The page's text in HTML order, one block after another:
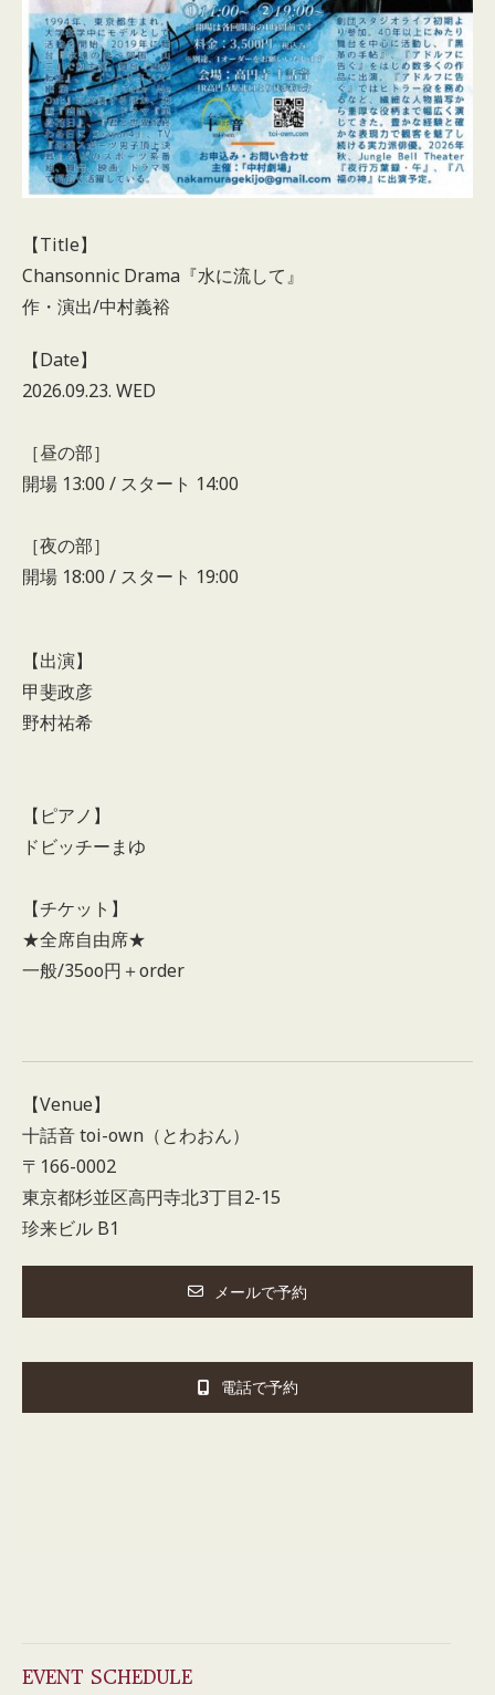
【Title】
Chansonnic Drama『水に流して』
作・演出/中村義裕
【Date】
2026.09.23. WED
［昼の部］
開場 13:00 / スタート 14:00
［夜の部］
開場 18:00 / スタート 19:00
【出演】
甲斐政彦
野村祐希
【ピアノ】
ドビッチーまゆ
【チケット】
★全席自由席★
一般/35oo円＋order
【Venue】
十話音 toi-own（とわおん）
〒166-0002
東京都杉並区高円寺北3丁目2-15
珍来ビル B1
メールで予約
電話で予約
EVENT SCHEDULE